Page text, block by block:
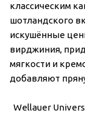
классическим
шотландского
искушённые
вирджиния,
мягкости и
добавляют
Wellauer